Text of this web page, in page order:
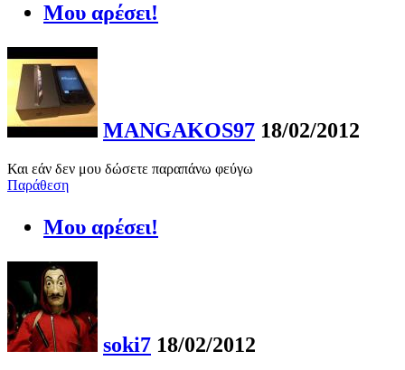
Μου αρέσει!
MANGAKOS97 18/02/2012
Και εάν δεν μου δώσετε παραπάνω φεύγω
Παράθεση
Μου αρέσει!
soki7 18/02/2012